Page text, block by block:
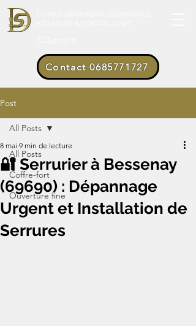
Contact 0685771727
Post
All Posts
Coffre-fort
Ouverture fine
All Posts
🔐 Serrurier à Bessenay
(69690) : Dépannage
Urgent et Installation de
Serrures
8 mai 9 min de lecture